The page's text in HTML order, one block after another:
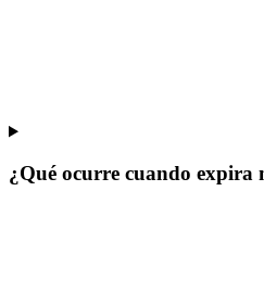
¿Qué ocurre cuando expira